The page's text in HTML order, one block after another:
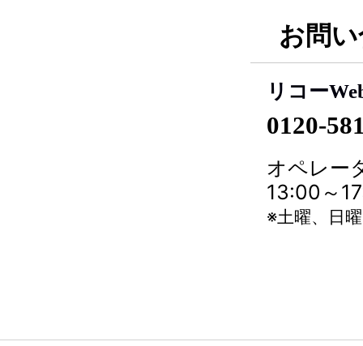
お問
リコー
0120-
オペレー
13:00～
※土曜、日